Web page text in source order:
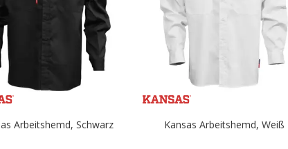
Arbeitshemd, Schwarz Kansas Arbeitshemd, Weiß